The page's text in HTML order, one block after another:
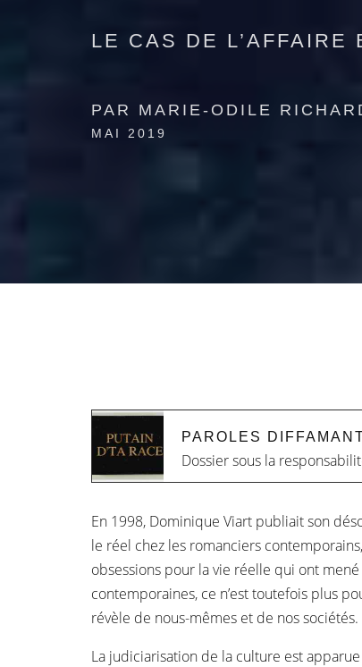
LE CAS DE L’AFFAIRE
PAR MARIE-ODILE
MAI 2019
PAROLES
Dossier sous la
En 1998, Dominique Viart publiait son
le réel chez les romanciers
obsessions pour la vie réelle qui ont
contemporaines, ce n’est toutefois plus
révèle de nous-mêmes et de nos
La judiciarisation de la culture est